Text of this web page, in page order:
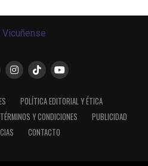
POLÍTICA EDITORIAL Y ÉTICA
TÉRMINOS Y CONDICIONES
PUBLICIDAD
CONTACTO